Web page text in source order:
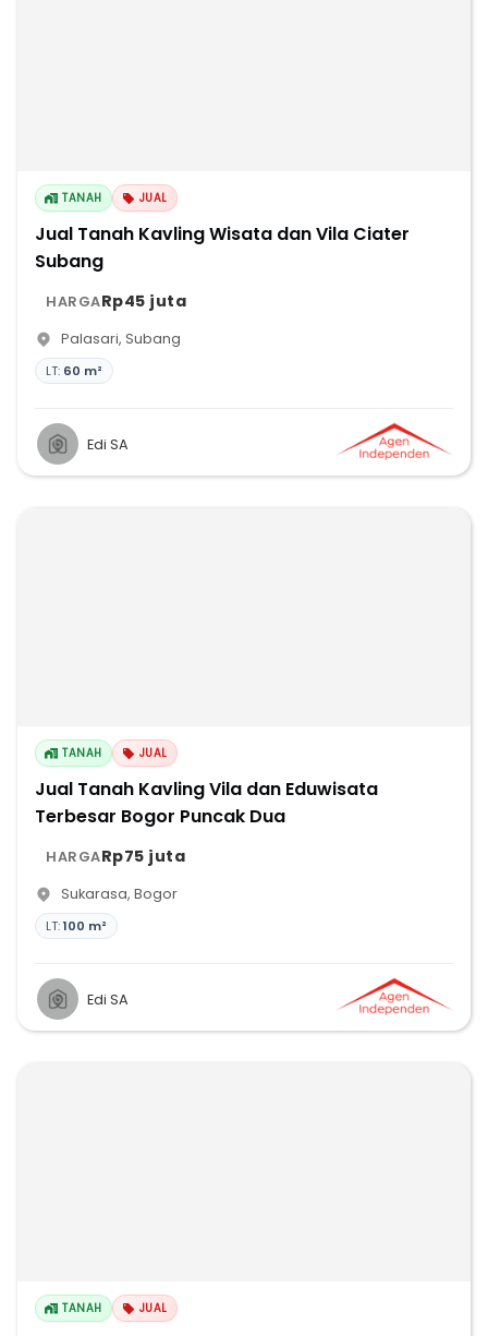
TANAH JUAL
Jual Tanah Kavling Wisata dan Vila Ciater
Subang
HARGARp45 juta
Palasari, Subang
LT: 60 m²
Edi SA
TANAH JUAL
Jual Tanah Kavling Vila dan Eduwisata
Terbesar Bogor Puncak Dua
HARGARp75 juta
Sukarasa, Bogor
LT:100 m²
Edi SA
TANAH JUAL